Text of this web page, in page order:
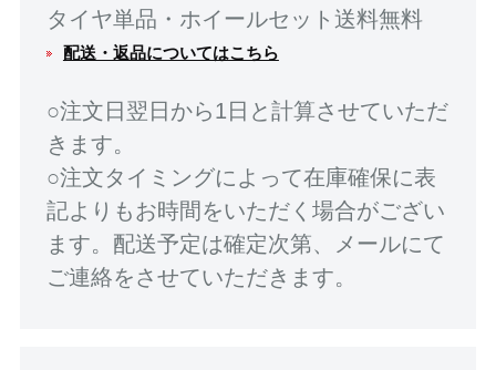
タイヤ単品・ホイールセット送料無料
配送・返品についてはこちら
○注文日翌日から1日と計算させていただ
きます。
○注文タイミングによって在庫確保に表
記よりもお時間をいただく場合がござい
ます。配送予定は確定次第、メールにて
ご連絡をさせていただきます。